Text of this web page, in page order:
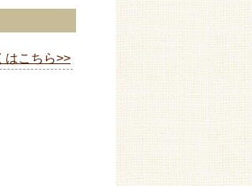
はこちら>>